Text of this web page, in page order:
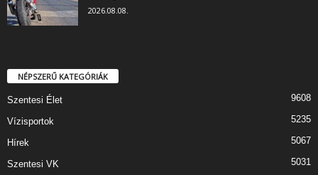
2026.08.08.
NÉPSZERŰ KATEGÓRIÁK
Szentesi Élet 9608
Vízisportok 5235
Hírek 5067
Szentesi VK 5031